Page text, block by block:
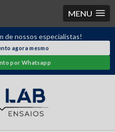
MENU
de nossos especialistas!
agora mesmo
por Whatsapp